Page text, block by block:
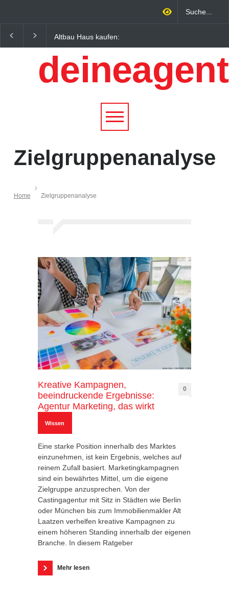
Altbau Haus kaufen:
Unterschiede zwischen
Süddeutschland und
Österreich einfach erklärt
Wirtschaftsfaktor: Wie
Qualitätstourismus
profitieren
Zielgruppenanalyse
Home Zielgruppenanalyse
Kreative Kampagnen,
beeindruckende Ergebnisse:
Agentur Marketing, das wirkt
0
Wissen
Eine starke Position innerhalb des Marktes
einzunehmen, ist kein Ergebnis, welches auf
reinem Zufall basiert. Marketingkampagnen
sind ein bewährtes Mittel, um die eigene
Zielgruppe anzusprechen. Von der
Castingagentur mit Sitz in Städten wie Berlin
oder München bis zum Immobilienmakler Alt
Laatzen verhelfen kreative Kampagnen zu
einem höheren Standing innerhalb der eigenen
Branche. In diesem Ratgeber
Mehr lesen